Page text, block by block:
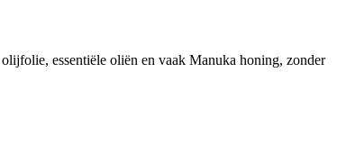
essentiële oliën en vaak Manuka honing, zonder